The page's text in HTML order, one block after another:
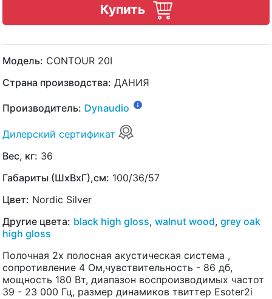
Купить
Модель: CONTOUR 20I
Страна производства: ДАНИЯ
Производитель: Dynaudio
Дилерский сертификат
Вес, кг: 36
Габариты (ШхВхГ),см: 100/36/57
Цвет: Nordic Silver
Другие цвета: black high gloss, walnut wood, grey oak
high gloss
Полочная 2х полосная акустическая система ,
сопротивление 4 Ом,чувствительность - 86 дб,
мощность 180 Вт, диапазон воспроизводимых частот
39 - 23 000 Гц, размер динамиков твиттер Esoter2i